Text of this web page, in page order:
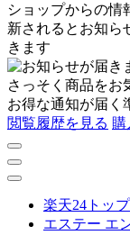
ショップからの情
新されるとお知ら
きます
さっそく商品をお
お得な通知が届く
閲覧履歴を見る 購
楽天24トップ
エステー エ